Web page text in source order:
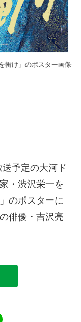
衝け」のポスター画像
予定の大河ド
・渋沢栄一を
のポスターに
俳優・吉沢亮